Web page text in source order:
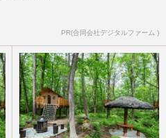
PR(合同会社デジタルファーム )